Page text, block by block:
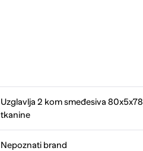
Uzglavlja 2 kom smeđesiva
tkanine
Nepoznati brand